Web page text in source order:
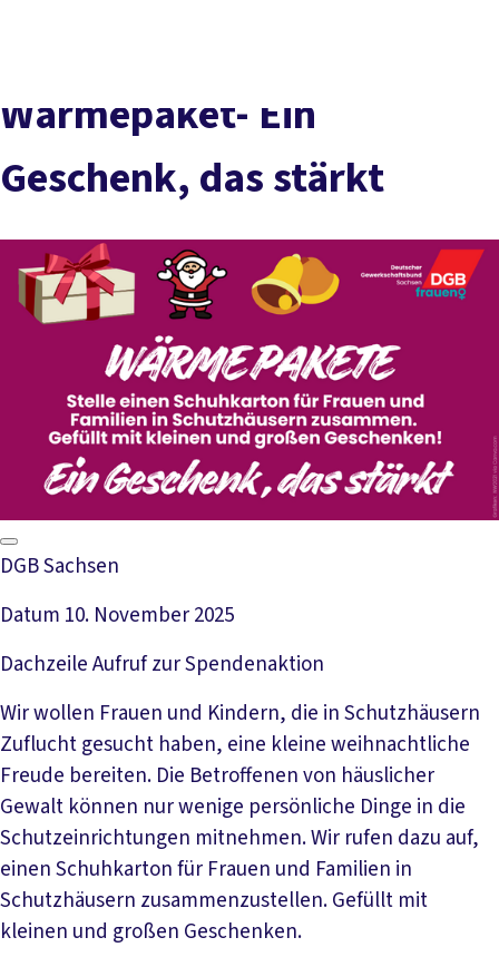
Wärmepaket- Ein
Geschenk, das stärkt
DGB Sachsen
Datum 10. November 2025
DachzeileAufruf zur Spendenaktion
Wir wollen Frauen und Kindern, die in Schutzhäusern
Zuflucht gesucht haben, eine kleine weihnachtliche
Freude bereiten. Die Betroffenen von häuslicher
Gewalt können nur wenige persönliche Dinge in die
Schutzeinrichtungen mitnehmen. Wir rufen dazu auf,
einen Schuhkarton für Frauen und Familien in
Schutzhäusern zusammenzustellen. Gefüllt mit
kleinen und großen Geschenken.